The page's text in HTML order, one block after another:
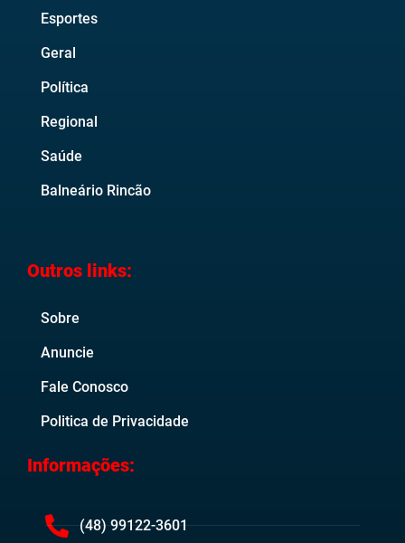
Esportes
Geral
Política
Regional
Saúde
Balneário Rincão
Outros links:
Sobre
Anuncie
Fale Conosco
Politica de Privacidade
Informações:
(48) 99122-3601